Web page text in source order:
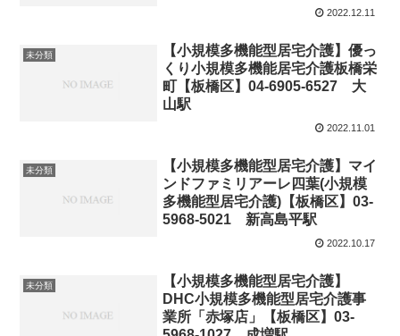
2022.12.11
未分類
【小規模多機能型居宅介護】優っ
くり小規模多機能居宅介護板橋栄
町【板橋区】04-6905-6527 大
山駅
2022.11.01
未分類
【小規模多機能型居宅介護】マイ
ンドファミリアーレ四葉(小規模
多機能型居宅介護)【板橋区】03-
5968-5021 新高島平駅
2022.10.17
未分類
【小規模多機能型居宅介護】
DHC小規模多機能型居宅介護事
業所「赤塚店」【板橋区】03-